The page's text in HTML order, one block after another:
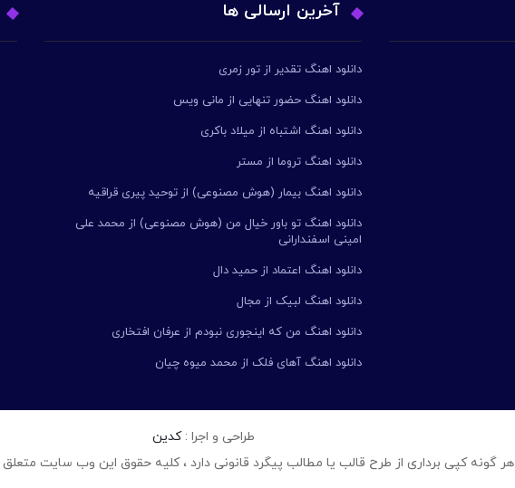
آخرین ارسالی ها
دانلود اهنگ تقدیر از تور زمری
دانلود اهنگ حضور تنهایی از مانی ویس
دانلود اهنگ اشتباه از میلاد باکری
دانلود اهنگ تروما از مستر
دانلود اهنگ بیمار (هوش مصنوعی) از توحید پیری قراقیه
دانلود اهنگ تو باور خیال من (هوش مصنوعی) از محمد علی
امینی اسفندارانی
دانلود اهنگ اعتماد از حمید دال
دانلود اهنگ لبیک از مجال
دانلود اهنگ من که اینجوری نبودم از عرفان افتخاری
دانلود اهنگ آهای فلک از محمد میوه چیان
طراحی و اجرا :کدین
هر گونه کپی برداری از طرح قالب یا مطالب پیگرد قانونی دارد ، کلیه حقوق این وب سایت